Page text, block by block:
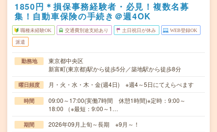
1850円＊損保事務経験者・必見！複数名募
集！自動車保険の手続き＠週4OK
職種未経験OK 交通費別途支給あり 土日祝日が休み WEB登録OK
派遣
勤務地
東京都中央区
新富町(東京都)駅から徒歩5分／築地駅から徒歩8分
曜日頻度 月・火・水・木・金(週4日) ※週4～5日にてえらべます
時間
09:00～17:00(実働7時間 休憩1時間)※定時：9:00～
18:00 （※最短：9:00～1…
期間 2026年09月上旬～長期 ※9月～！